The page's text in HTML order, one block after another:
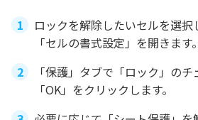
ロックを解除したいセルを選択
「セルの書式設定」を開きます。
「保護」タブで「ロック」のチ
「OK」をクリックします。